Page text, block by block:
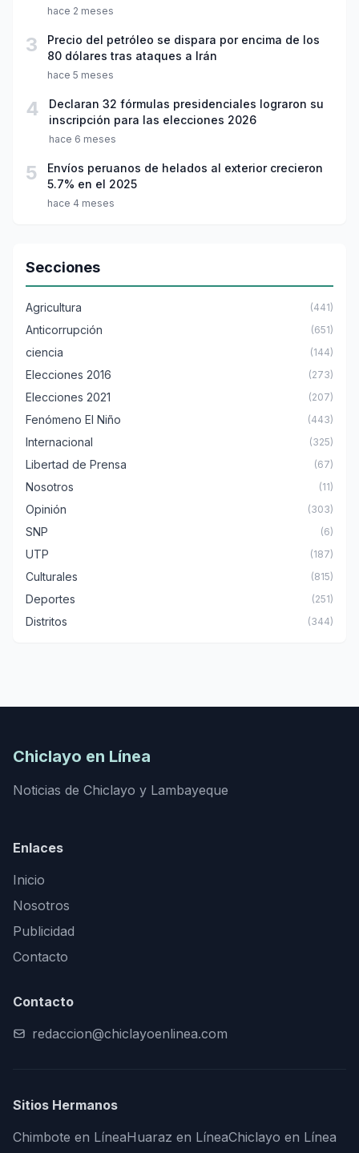
hace 2 meses
3
Precio del petróleo se dispara por encima de los
80 dólares tras ataques a Irán
hace 5 meses
4
Declaran 32 fórmulas presidenciales lograron su
inscripción para las elecciones 2026
hace 6 meses
5
Envíos peruanos de helados al exterior crecieron
5.7% en el 2025
hace 4 meses
Secciones
Agricultura (441)
Anticorrupción (651)
ciencia (144)
Elecciones 2016 (273)
Elecciones 2021 (207)
Fenómeno El Niño (443)
Internacional (325)
Libertad de Prensa (67)
Nosotros (11)
Opinión (303)
SNP (6)
UTP (187)
Culturales (815)
Deportes (251)
Distritos (344)
Chiclayo en Línea
Noticias de Chiclayo y Lambayeque
Enlaces
Inicio
Nosotros
Publicidad
Contacto
Contacto
redaccion@chiclayoenlinea.com
Sitios Hermanos
Chimbote en LíneaHuaraz en LíneaChiclayo en Línea